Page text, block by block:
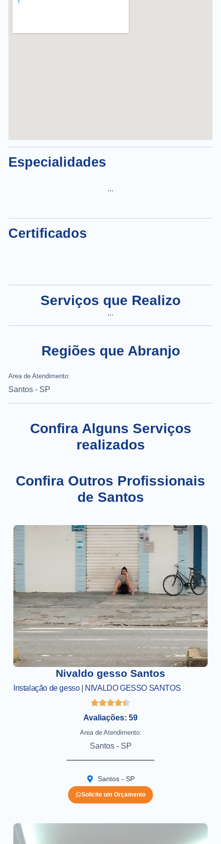
Especialidades
...
Certificados
Serviços que Realizo
...
Regiões que Abranjo
Area de Atendimento:
Santos - SP
Confira Alguns Serviços
realizados
Confira Outros Profissionais
de Santos
Nivaldo gesso Santos
Instalação de gesso | NIVALDO GESSO SANTOS
Avaliações: 59
Area de Atendimento:
Santos - SP
Santos - SP
Solicite um Orçamento